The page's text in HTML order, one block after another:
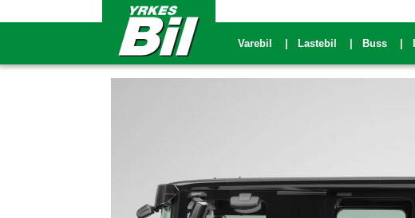
Varebil Lastebil Buss